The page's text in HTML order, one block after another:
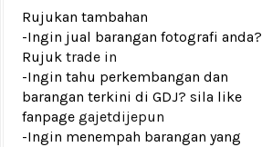
Rujukan tambahan
-Ingin jual barangan fotografi anda?
Rujuk trade in
-Ingin tahu perkembangan dan
barangan terkini di GDJ? sila like
fanpage gajetdijepun
-Ingin menempah barangan yang